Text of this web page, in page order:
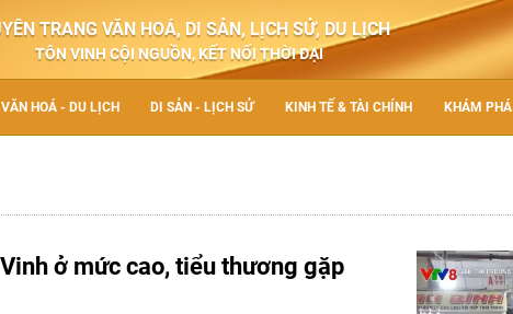
TRANG VĂN HOÁ, DI SẢN, LỊCH SỬ, DU LỊCH
TÔN VINH CỘI NGUỒN, KẾT NỐI THỜI ĐẠI
VĂN HOÁ - DU LỊCH DI SẢN - LỊCH SỬ KINH TẾ & TÀI CHÍNH KHÁM PHÁ
ở mức cao, tiểu thương gặp